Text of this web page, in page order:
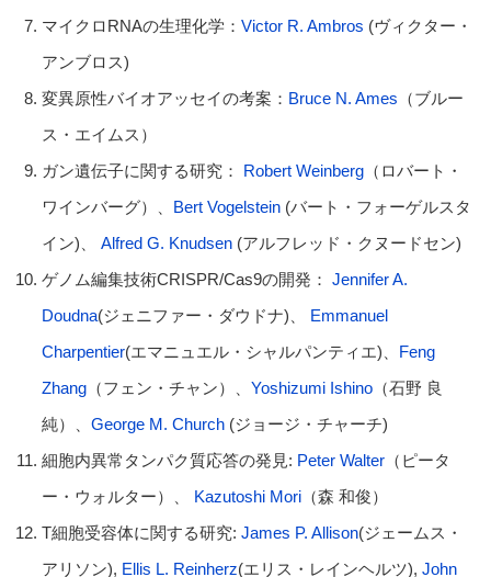
マイクロRNAの生理化学： Victor R. Ambros (ヴィクター・
アンブロス)
変異原性バイオアッセイの考案： Bruce N. Ames （ブルー
ス・エイムス）
ガン遺伝子に関する研究： Robert Weinberg（ロバート・
ワインバーグ）、 Bert Vogelstein(バート・フォーゲルスタ
イン)、 Alfred G. Knudsen(アルフレッド・クヌードセン)
ゲノム編集技術CRISPR/Cas9の開発： Jennifer A.
Doudna(ジェニファー・ダウドナ)、 Emmanuel
Charpentier(エマニュエル・シャルパンティエ)、 Feng
Zhang（フェン・チャン）、 Yoshizumi Ishino（石野 良
純）、 George M. Church(ジョージ・チャーチ)
細胞内異常タンパク質応答の発見: Peter Walter（ピータ
ー・ウォルター）、 Kazutoshi Mori（森 和俊）
T細胞受容体に関する研究: James P. Allison(ジェームス・
アリソン), Ellis L. Reinherz(エリス・レインヘルツ), John